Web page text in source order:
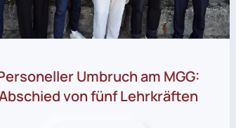
Umbruch am MGG:
von fünf Lehrkräften